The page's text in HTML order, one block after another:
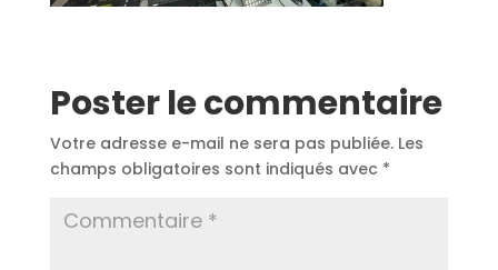
Poster le commentaire
Votre adresse e-mail ne sera pas publiée. Les
champs obligatoires sont indiqués avec *